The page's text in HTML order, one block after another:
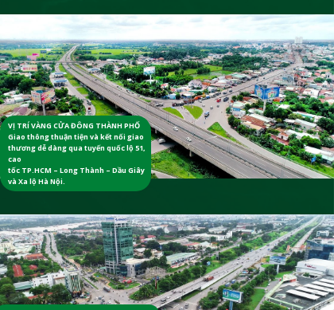
VỊ TRÍ VÀNG CỬA ĐÔNG THÀNH PHỐ
Giao thông thuận tiện và kết nối giao
thương dễ dàng qua tuyến quốc lộ 51,
cao
tốc TP.HCM – Long Thành – Dầu Giây
và Xa lộ Hà Nội.